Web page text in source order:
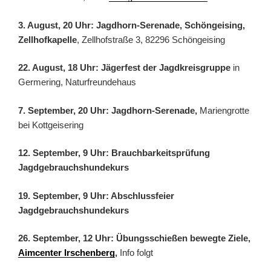
3. August, 20 Uhr: Jagdhorn-Serenade, Schöngeising,
Zellhofkapelle, Zellhofstraße 3, 82296 Schöngeising
22. August, 18 Uhr: Jägerfest der Jagdkreisgruppe in
Germering, Naturfreundehaus
7. September, 20 Uhr: Jagdhorn-Serenade, Mariengrotte
bei Kottgeisering
12. September, 9 Uhr: Brauchbarkeitsprüfung
Jagdgebrauchshundekurs
19. September, 9 Uhr: Abschlussfeier
Jagdgebrauchshundekurs
26. September, 12 Uhr: Übungsschießen bewegte Ziele,
Aimcenter Irschenberg, Info folgt